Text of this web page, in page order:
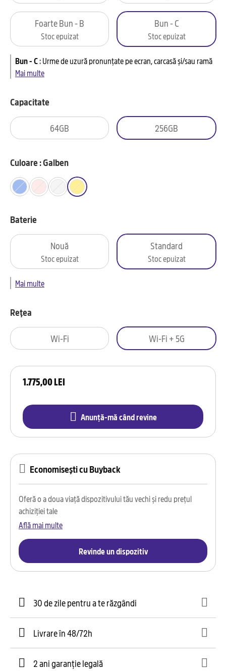
1.775,00 LEI
Anunță-mă când revine
Foarte Bun - B
Stoc epuizat
Bun - C
Stoc epuizat
Bun - C:Urme de uzură pronunțate pe ecran, carcasă și/sau ramă
Mai multe
Capacitate
64GB 256GB
Culoare : Galben
Baterie
Nouă
Stoc epuizat
Standard
Stoc epuizat
Mai multe
Rețea
Wi-Fi Wi-Fi + 5G
Economisești cu Buyback
Oferă o a doua viață dispozitivului tău vechi și redu prețul
achiziției tale
Află mai multe
Revinde un dispozitiv
30 de zile pentru a te răzgândi
Livrare în 48/72h
2 ani garanție legală